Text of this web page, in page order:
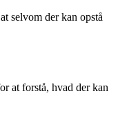
selvom der kan opstå
at forstå, hvad der kan